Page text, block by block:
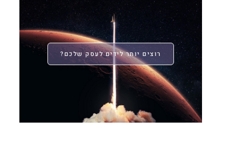
רוצים יותר לידים לעסק שלכם?